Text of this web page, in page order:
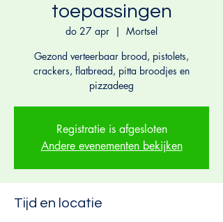
toepassingen
do 27 apr
  |
Mortsel
Gezond verteerbaar brood, pistolets,
crackers, flatbread, pitta broodjes en
pizzadeeg
Registratie is afgesloten
Andere evenementen bekijken
Tijd en locatie